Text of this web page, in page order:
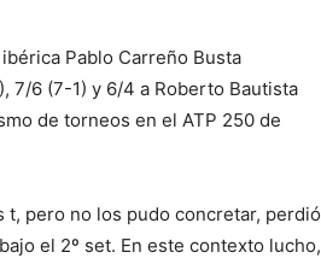
Pablo Carreño Busta
7/6 (7-1) y 6/4 a Roberto Bautista
de torneos en el ATP 250 de
t, pero no los pudo concretar, perdió
el 2º set. En este contexto lucho,